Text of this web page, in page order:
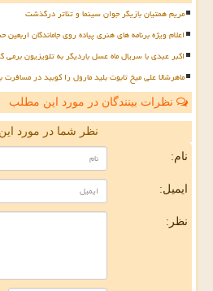
مریم همتیان بازیگر جوان سینما و تئاتر درگذشت
اعلام ویژه برنامه های هنری پیاده روی جاماندگان اربعین
اکبر عبدی با سریال ماه عسل باردیگر به تلویزیون برمی
ماهرشالا علی میخ تابوت بلید مارول را کوبید در
نظرات بینندگان در مورد این مطلب
نظر شما در مورد
نام:
ایمیل:
نظر: